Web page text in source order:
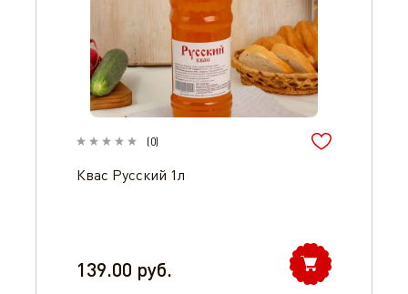
(0)
Квас Русский 1л
139.00 руб.